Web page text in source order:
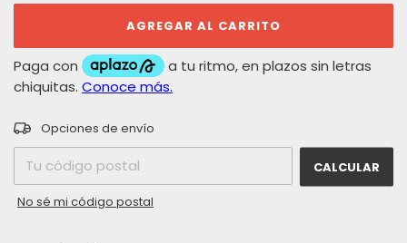
Entregas para el CP:
Opciones de envío
CALCULAR
No sé mi código postal